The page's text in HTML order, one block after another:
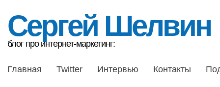
Сергей Шелвин
блог про интернет-маркетинг:
Главная Twitter Интервью Контакты